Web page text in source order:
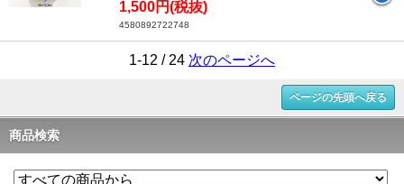
1,500円(税抜)
4580892722748
1-12 / 24 次のページへ
ページの先頭へ戻る
商品検索